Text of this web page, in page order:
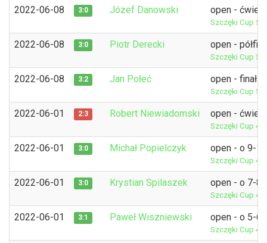
2022-06-08 3:0 Józef Danowski open -
Szczęki Cup 5
2022-06-08 3:0 Piotr Derecki open -
Szczęki Cup 5
2022-06-08 3:2 Jan Połeć open - finał
Szczęki Cup 5
2022-06-01 2:3 Robert Niewiadomski open -
Szczęki Cup 4
2022-06-01 3:0 Michał Popielczyk open - o 9-
Szczęki Cup 4
2022-06-01 3:0 Krystian Spilaszek open - o 7-8
Szczęki Cup 4
2022-06-01 3:1 Paweł Wiszniewski open - o 5-6
Szczęki Cup 4